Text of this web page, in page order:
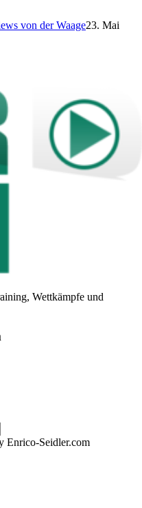
von der Waage23. Mai
Wettkämpfe und
Enrico-Seidler.com